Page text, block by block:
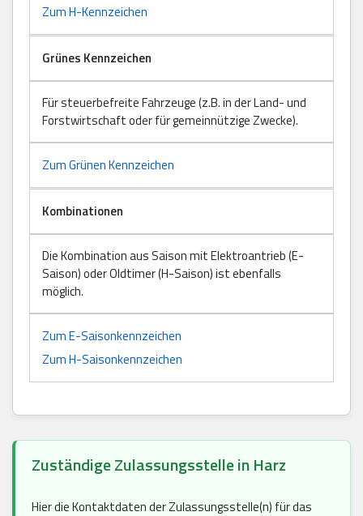
Zum H-Kennzeichen
Grünes Kennzeichen
Für steuerbefreite Fahrzeuge (z.B. in der Land- und
Forstwirtschaft oder für gemeinnützige Zwecke).
Zum Grünen Kennzeichen
Kombinationen
Die Kombination aus Saison mit Elektroantrieb (E-
Saison) oder Oldtimer (H-Saison) ist ebenfalls
möglich.
Zum E-Saisonkennzeichen
Zum H-Saisonkennzeichen
Zuständige Zulassungsstelle in Harz
Hier die Kontaktdaten der Zulassungsstelle(n) für das